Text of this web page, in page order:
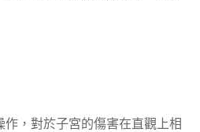
作，對於子宮的傷害在直觀上相